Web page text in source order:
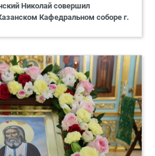
Николай совершил
Кафедральном соборе г.